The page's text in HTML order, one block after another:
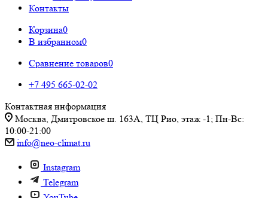
Контакты
Корзина0
В избранном0
Сравнение товаров0
+7 495 665-02-02
Контактная информация
Москва, Дмитровское ш. 163А, ТЦ Рио, этаж -1; Пн-Вс:
10:00-21:00
info@neo-climat.ru
Instagram
Telegram